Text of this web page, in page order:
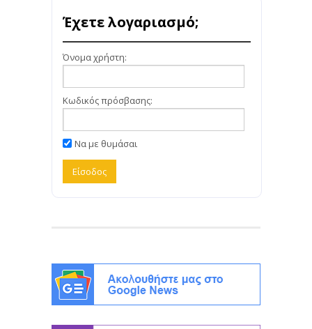
Έχετε λογαριασμό;
Όνομα χρήστη:
Κωδικός πρόσβασης:
Να με θυμάσαι